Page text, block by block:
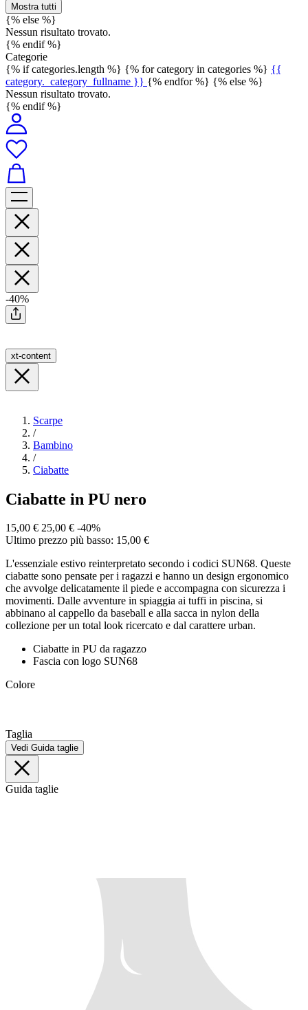
Mostra tutti
{% else %}
Nessun risultato trovato.
{% endif %}
Categorie
{% if categories.length %} {% for category in categories %} {{
category._category_fullname }} {% endfor %} {% else %}
Nessun risultato trovato.
{% endif %}
-40%
xt-content
Scarpe
/
Bambino
/
Ciabatte
Ciabatte in PU nero
15,00 € 25,00 € -40%
Ultimo prezzo più basso: 15,00 €
L'essenziale estivo reinterpretato secondo i codici SUN68. Queste
ciabatte sono pensate per i ragazzi e hanno un design ergonomico
che avvolge delicatamente il piede e accompagna con sicurezza i
movimenti. Dalle avventure in spiaggia ai tuffi in piscina, si
abbinano al cappello da baseball e alla sacca in nylon della
collezione per un total look ricercato e dal carattere urban.
Ciabatte in PU da ragazzo
Fascia con logo SUN68
Colore
Taglia
Vedi Guida taglie
Guida taglie